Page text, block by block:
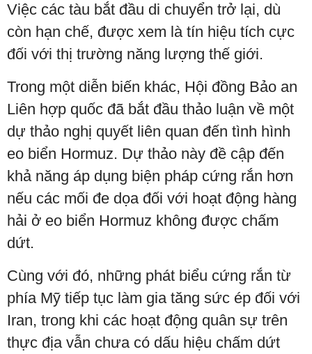
Việc các tàu bắt đầu di chuyển trở lại, dù
còn hạn chế, được xem là tín hiệu tích cực
đối với thị trường năng lượng thế giới.
Trong một diễn biến khác, Hội đồng Bảo an
Liên hợp quốc đã bắt đầu thảo luận về một
dự thảo nghị quyết liên quan đến tình hình
eo biển Hormuz. Dự thảo này đề cập đến
khả năng áp dụng biện pháp cứng rắn hơn
nếu các mối đe dọa đối với hoạt động hàng
hải ở eo biển Hormuz không được chấm
dứt.
Cùng với đó, những phát biểu cứng rắn từ
phía Mỹ tiếp tục làm gia tăng sức ép đối với
Iran, trong khi các hoạt động quân sự trên
thực địa vẫn chưa có dấu hiệu chấm dứt